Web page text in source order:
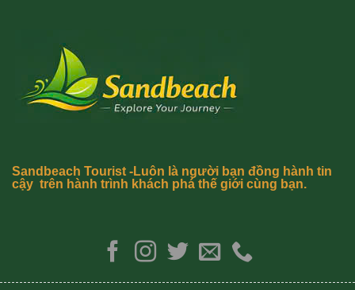
Sandbeach Tourist -Luôn là người bạn đồng hành tin
cậy trên hành trình khách phá thế giới cùng bạn.